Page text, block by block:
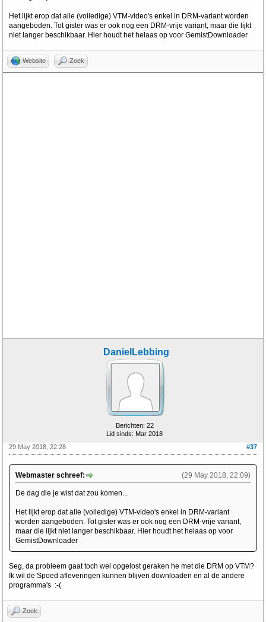
Het lijkt erop dat alle (volledige) VTM-video's enkel in DRM-variant worden
aangeboden. Tot gister was er ook nog een DRM-vrije variant, maar die lijkt
niet langer beschikbaar. Hier houdt het helaas op voor GemistDownloader
Website Zoek
DanielLebbing
Berichten: 22
Lid sinds: Mar 2018
#37
29 May 2018, 22:28
(29 May 2018, 22:09)
Webmaster schreef:
De dag die je wist dat zou komen...
Het lijkt erop dat alle (volledige) VTM-video's enkel in DRM-variant
worden aangeboden. Tot gister was er ook nog een DRM-vrije variant,
maar die lijkt niet langer beschikbaar. Hier houdt het helaas op voor
GemistDownloader
Seg, da probleem gaat toch wel opgelost geraken he met die DRM op VTM?
Ik wil de Spoed afleveringen kunnen blijven downloaden en al de andere
programma's :-(
Zoek